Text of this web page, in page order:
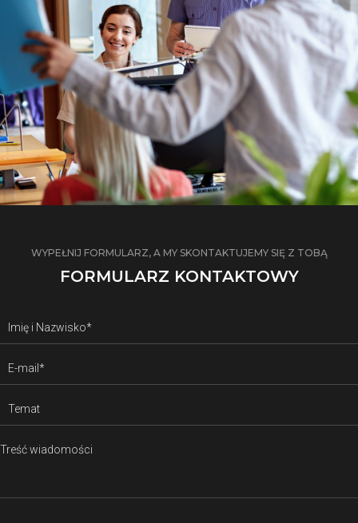
WYPEŁNIJ FORMULARZ, A MY SKONTAKTUJEMY SIĘ Z TOBĄ
FORMULARZ KONTAKTOWY